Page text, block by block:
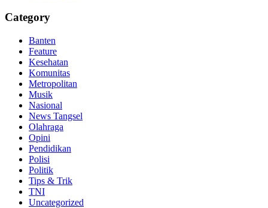
Category
Banten
Feature
Kesehatan
Komunitas
Metropolitan
Musik
Nasional
News Tangsel
Olahraga
Opini
Pendidikan
Polisi
Politik
Tips & Trik
TNI
Uncategorized